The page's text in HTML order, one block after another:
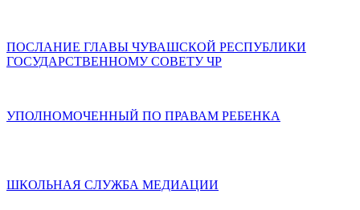
ПОСЛАНИЕ ГЛАВЫ ЧУВАШСКОЙ РЕСПУБЛИКИ
ГОСУДАРСТВЕННОМУ СОВЕТУ ЧР
УПОЛНОМОЧЕННЫЙ ПО ПРАВАМ РЕБЕНКА
ШКОЛЬНАЯ СЛУЖБА МЕДИАЦИИ